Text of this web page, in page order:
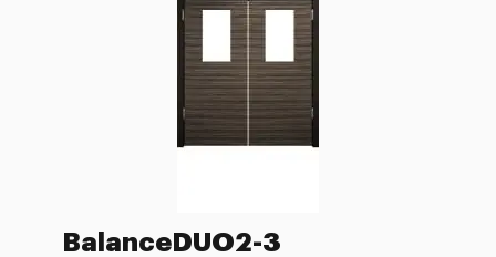
BalanceDUO2-3